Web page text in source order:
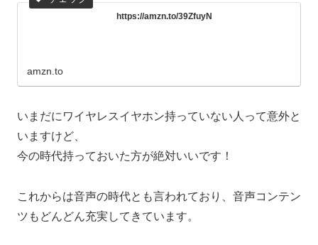
https://amzn.to/39ZfuyN
amzn.to
いまだにワイヤレスイヤホン持っていない人って意外と
いますけど、
今の時代持っておいた方が絶対いいです！
これからは音声の時代とも言われており、音声コンテン
ツもどんどん充実してきています。